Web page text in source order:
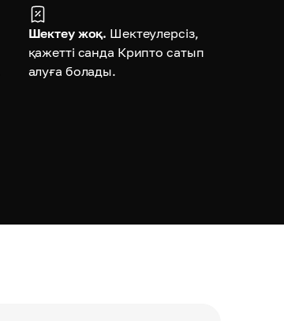
Шектеу жоқ. Шектеулерсіз,
қажетті санда Крипто сатып
алуға болады.